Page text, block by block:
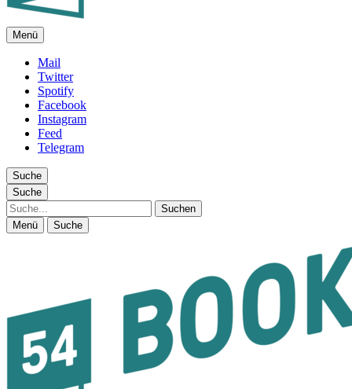
FEUILLETON IM INTERNET
Menü
Mail
Twitter
Spotify
Facebook
Instagram
Feed
Telegram
Suche
Suche
Suche
Menü Suche